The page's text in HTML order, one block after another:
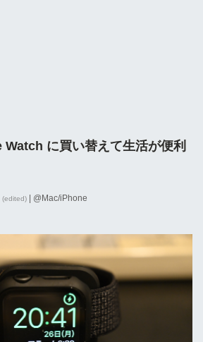
に買い替えて生活が便利
(edited) | @Mac/iPhone